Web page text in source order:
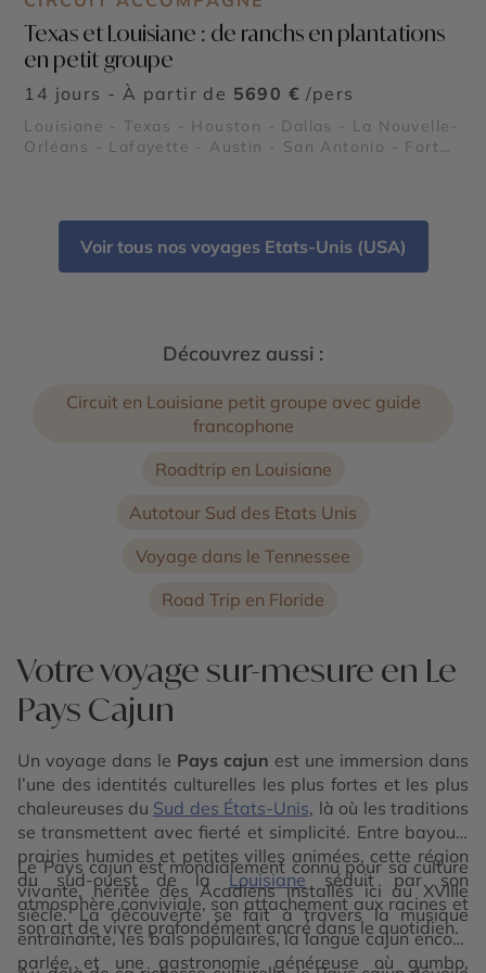
Texas et Louisiane : de ranchs en plantations
en petit groupe
14 jours - À partir de 5690 € /pers
Louisiane - Texas - Houston - Dallas - La Nouvelle-
Orléans - Lafayette - Austin - San Antonio - Fort
Walk de San Antonio - NASA Johnson Space Center
- Stockyards de Fort Worth - Les ranchs au Texas
Voir tous nos voyages Etats-Unis (USA)
Découvrez aussi :
Circuit en Louisiane petit groupe avec guide
francophone
Roadtrip en Louisiane
Autotour Sud des Etats Unis
Voyage dans le Tennessee
Road Trip en Floride
Votre voyage sur-mesure en Le
Pays Cajun
Un voyage dans le Pays cajun est une immersion dans
l’une des identités culturelles les plus fortes et les plus
chaleureuses du Sud des États-Unis, là où les traditions
se transmettent avec fierté et simplicité. Entre bayous,
prairies humides et petites villes animées, cette région
du sud-ouest de laLouisianeséduit par son
atmosphère conviviale, son attachement aux racines et
son art de vivre profondément ancré dans le quotidien.
Le Pays cajun est mondialement connu pour sa culture
vivante, héritée des Acadiens installés ici au XVIIIe
siècle. La découverte se fait à travers la musique
entraînante, les bals populaires, la langue cajun encore
parlée et une gastronomie généreuse où gumbo,